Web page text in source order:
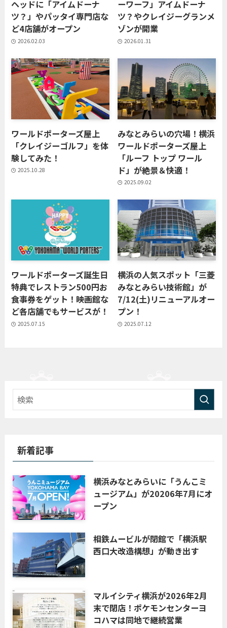
ヘッドに「アイムドーナ
ツ？」やパッタイ専門店な
ど4店舗がオープン
2026.02.03
ーワーフ」アイムドーナ
ツ？やクレイジーグランメ
ゾンが開業
2026.01.31
ワールドポーターズ屋上
「クレイジーゴルフ」を体
験してみた！
2025.10.28
みなとみらいの穴場！横浜
ワールドポーターズ屋上
「ルーフ トップ ワール
ド」が絶景＆快適！
2025.09.02
ワールドポーターズ誕生日
特典でレストラン500円お
食事券をゲット！映画館な
ど各店舗でもサービスが！
2025.07.15
横浜の人気スポット「三菱
みなとみらい技術館」が
7/12(土)リニューアルオー
プン！
2025.07.12
新着記事
横浜みなとみらいに「うんこミ
ュージアム」が20206年7月にオ
ープン
相鉄ムービルが閉館で「横浜駅
西口大改造構想」が動き出す
マルイシティ横浜が2026年2月
末で閉店！ポケモンセンターヨ
コハマは同地で継続営業